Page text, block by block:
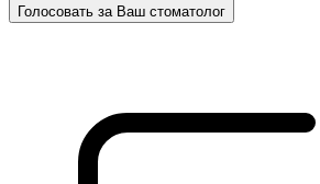
Голосовать за Ваш стоматолог